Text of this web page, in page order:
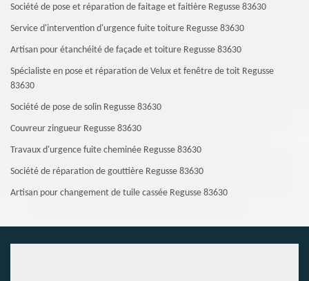
Société de pose et réparation de faitage et faitière Regusse 83630
Service d'intervention d'urgence fuite toiture Regusse 83630
Artisan pour étanchéité de façade et toiture Regusse 83630
Spécialiste en pose et réparation de Velux et fenêtre de toit Regusse
83630
Société de pose de solin Regusse 83630
Couvreur zingueur Regusse 83630
Travaux d'urgence fuite cheminée Regusse 83630
Société de réparation de gouttière Regusse 83630
Artisan pour changement de tuile cassée Regusse 83630